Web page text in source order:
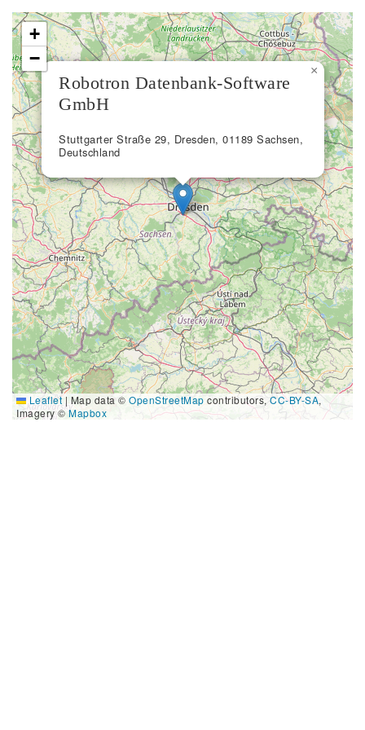
Robotron Datenbank-Software
GmbH
Stuttgarter Straße 29, Dresden, 01189 Sachsen,
Deutschland
×
+
−
Leaflet | Map data © OpenStreetMap contributors,CC-BY-SA,
Imagery ©Mapbox